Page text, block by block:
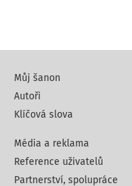
Můj šanon
Autoři
Klíčová slova
Média a reklama
Reference uživatelů
Partnerství, spolupráce